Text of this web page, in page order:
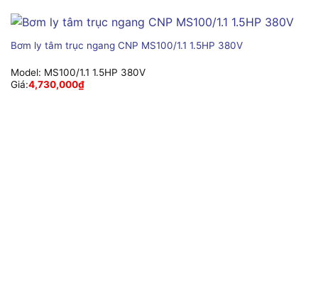
Bơm ly tâm trục ngang CNP MS100/1.1 1.5HP 380V
Model: MS100/1.1 1.5HP 380V
Giá:4,730,000₫